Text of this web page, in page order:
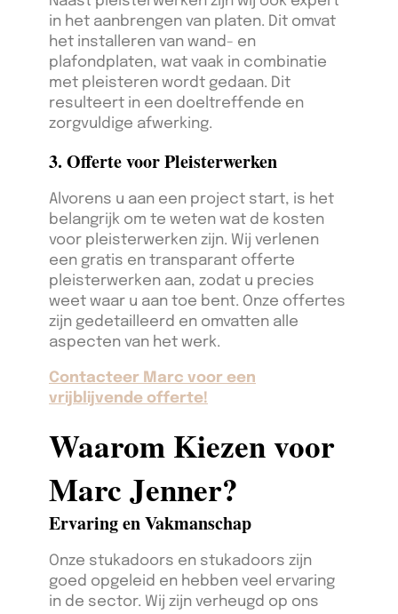
in het aanbrengen van platen. Dit omvat
het installeren van wand- en
plafondplaten, wat vaak in combinatie
met pleisteren wordt gedaan. Dit
resulteert in een doeltreffende en
zorgvuldige afwerking.
3. Offerte voor Pleisterwerken
Alvorens u aan een project start, is het
belangrijk om te weten wat de kosten
voor pleisterwerken zijn. Wij verlenen
een gratis en transparant offerte
pleisterwerken aan, zodat u precies
weet waar u aan toe bent. Onze offertes
zijn gedetailleerd en omvatten alle
aspecten van het werk.
Contacteer Marc voor een
vrijblijvende offerte!
Waarom Kiezen voor
Marc Jenner?
Ervaring en Vakmanschap
Onze stukadoors en stukadoors zijn
goed opgeleid en hebben veel ervaring
in de sector. Wij zijn verheugd op ons